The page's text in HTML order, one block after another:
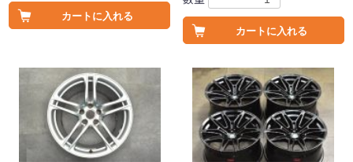
カートに入れる
カートに入れる